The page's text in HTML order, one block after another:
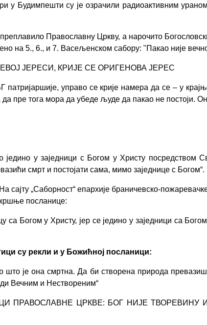
у Будимпешти су је озрачили радиоактивним
Православну Цркву, а нарочито
на 5., 6., и 7. Васељенском сабору: "Пакао није веч
ЈЕРЕСИ, КРИЈЕ СЕ ОРИГЕНОВА ЈЕРЕС
патријаршије, управо се крије намера да се – у
да пре тога мора да убеде људе да пакао не постоји.
у заједници с Богом у Христу посредством
смрт и постојати сама, мимо заједнице с Богом“.
На сајту „Саборност“ епархије браничевско-
посланице:
са Богом у Христу, јер се једино у заједници са
су рекли и у Божићној посланици:
је она смртна. Да би створена природа
Вечним и Нествореним“
ПРАВОСЛАВНЕ ЦРКВЕ: БОГ НИЈЕ